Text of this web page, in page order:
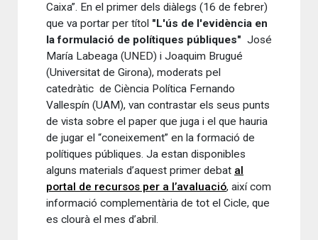
Caixa”. En el primer dels diàlegs (16 de febrer)
que va portar per títol "L'ús de l'evidència en
la formulació de polítiques públiques" José
María Labeaga (UNED) i Joaquim Brugué
(Universitat de Girona), moderats pel
catedràtic de Ciència Política Fernando
Vallespín (UAM), van contrastar els seus punts
de vista sobre el paper que juga i el que hauria
de jugar el “coneixement” en la formació de
polítiques públiques. Ja estan disponibles
alguns materials d’aquest primer debat al
portal de recursos per a l’avaluació, així com
informació complementària de tot el Cicle, que
es clourà el mes d’abril.